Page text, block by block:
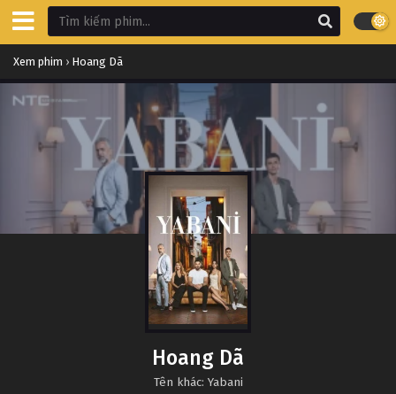
Xem phim › Hoang Dã
Hoang Dã
Tên khác: Yabani